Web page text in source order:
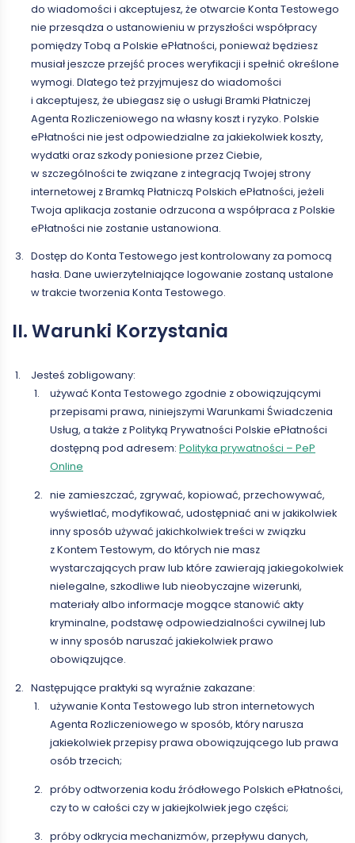
do wiadomości i akceptujesz, że otwarcie Konta Testowego
nie przesądza o ustanowieniu w przyszłości współpracy
pomiędzy Tobą a Polskie ePłatności, ponieważ będziesz
musiał jeszcze przejść proces weryfikacji i spełnić określone
wymogi. Dlatego też przyjmujesz do wiadomości
i akceptujesz, że ubiegasz się o usługi Bramki Płatniczej
Agenta Rozliczeniowego na własny koszt i ryzyko. Polskie
ePłatności nie jest odpowiedzialne za jakiekolwiek koszty,
wydatki oraz szkody poniesione przez Ciebie,
w szczególności te związane z integracją Twojej strony
internetowej z Bramką Płatniczą Polskich ePłatności, jeżeli
Twoja aplikacja zostanie odrzucona a współpraca z Polskie
ePłatności nie zostanie ustanowiona.
Dostęp do Konta Testowego jest kontrolowany za pomocą
hasła. Dane uwierzytelniające logowanie zostaną ustalone
w trakcie tworzenia Konta Testowego.
II. Warunki Korzystania
Jesteś zobligowany:
używać Konta Testowego zgodnie z obowiązującymi
przepisami prawa, niniejszymi Warunkami Świadczenia
Usług, a także z Polityką Prywatności Polskie ePłatności
dostępną pod adresem: Polityka prywatności – PeP
Online
nie zamieszczać, zgrywać, kopiować, przechowywać,
wyświetlać, modyfikować, udostępniać ani w jakikolwiek
inny sposób używać jakichkolwiek treści w związku
z Kontem Testowym, do których nie masz
wystarczających praw lub które zawierają jakiegokolwiek
nielegalne, szkodliwe lub nieobyczajne wizerunki,
materiały albo informacje mogące stanowić akty
kryminalne, podstawę odpowiedzialności cywilnej lub
w inny sposób naruszać jakiekolwiek prawo
obowiązujące.
Następujące praktyki są wyraźnie zakazane:
używanie Konta Testowego lub stron internetowych
Agenta Rozliczeniowego w sposób, który narusza
jakiekolwiek przepisy prawa obowiązującego lub prawa
osób trzecich;
próby odtworzenia kodu źródłowego Polskich ePłatności,
czy to w całości czy w jakiejkolwiek jego części;
próby odkrycia mechanizmów, przepływu danych,